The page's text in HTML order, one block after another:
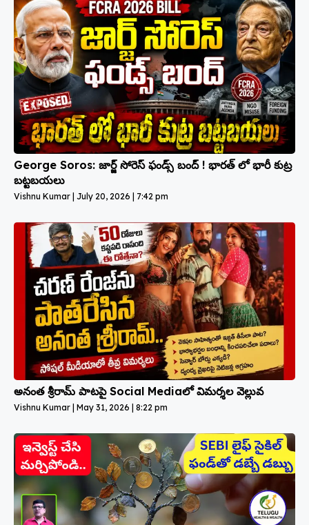
George Soros: జార్జ్ సోరెస్ ఫండ్స్ బంద్ ! భారత్ లో భారీ కుట్ర
బట్టబయలు
Vishnu Kumar July 20, 2026 7:42 pm
అనంత శ్రీరామ్ పాటపై Social Mediaలో విమర్శల వెల్లువ
Vishnu Kumar May 31, 2026 8:22 pm